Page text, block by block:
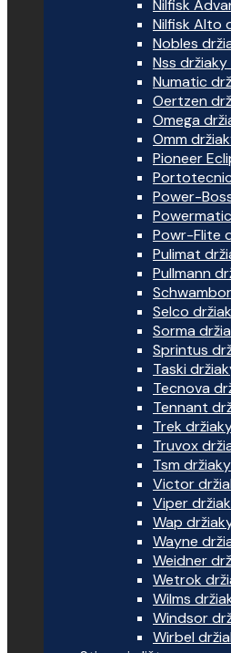
Nilfisk
Nilfisk Alto
Nobles
Nss
Numatic
Oertzen
Omega
Omm
Pioneer
Power-
Powr-Flite
Pulimat
Pullmann
Selco
Sorma
Sprintus
Taski
Tecnova
Tennant
Trek
Truvox
Tsm
Victor
Viper
Wap
Wayne
Weidner
Wetrok
Wilms
Windsor
Wirbel